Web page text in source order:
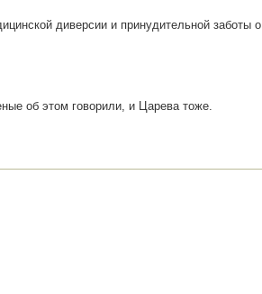
диверсии и принудительной заботы о
об этом говорили, и Царева тоже.